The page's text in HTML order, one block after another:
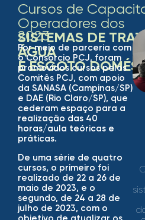
Cursos de
Operadores dos
SISTEMAS DE
ÁGUA
E ESGOTO
2023
Por meio de parceria com
o Consórcio PCJ, foram
promovidos cursos pelos
Comitês PCJ, com apoio
da SANASA (Campinas/SP)
e DAE (Rio Claro/SP), que
cederam espaço para a
realização das 40
horas/aula teóricas e
práticas.
De uma série de quatro
cursos, o primeiro foi
realizado de 22 a 26 de
maio de 2023, e o
segundo, de 24 a 28 de
julho de 2023, com o
objetivo de atualizar os